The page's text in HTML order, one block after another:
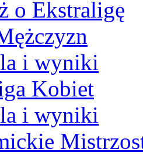
o Ekstraligę
i wyniki
Kobiet
i wyniki